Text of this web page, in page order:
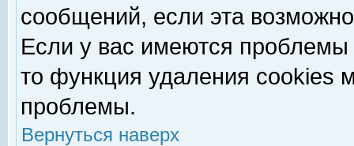
сообщений, если эта
Если у вас имеются
то функция удаления cookies
проблемы.
Вернуться наверх